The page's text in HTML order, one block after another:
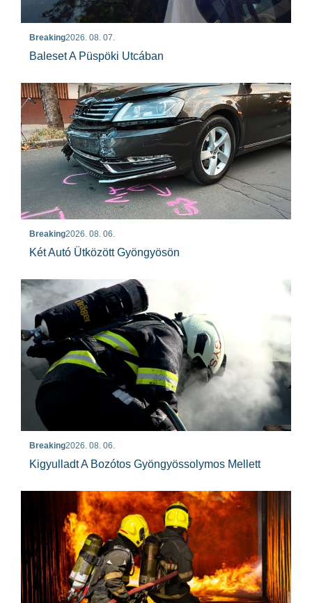
Breaking2026. 08. 07.
Baleset A Püspöki Utcában
Breaking2026. 08. 06.
Két Autó Ütközött Gyöngyösön
Breaking2026. 08. 06.
Kigyulladt A Bozótos Gyöngyössolymos Mellett